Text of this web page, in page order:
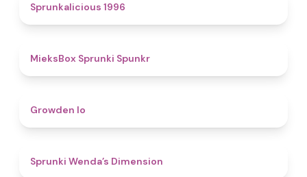
Sprunkalicious 1996
MieksBox Sprunki Spunkr
Growden Io
Sprunki Wenda’s Dimension